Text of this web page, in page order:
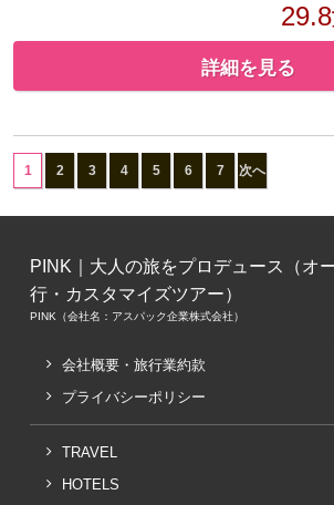
29.8
詳細を見る
1 2 3 4 5 6 7 次へ
PINK｜大人の旅をプロデュース（オ
行・カスタマイズツアー）
PINK（会社名：アスパック企業株式会社）
会社概要・旅行業約款
プライバシーポリシー
TRAVEL
HOTELS